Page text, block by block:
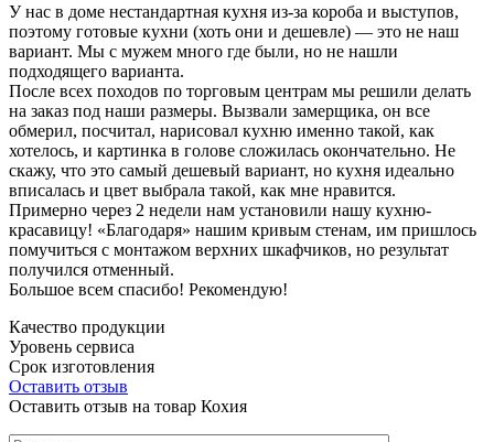
У нас в доме нестандартная кухня из-за короба и выступов,
поэтому готовые кухни (хоть они и дешевле) — это не наш
вариант. Мы с мужем много где были, но не нашли
подходящего варианта.
После всех походов по торговым центрам мы решили делать
на заказ под наши размеры. Вызвали замерщика, он все
обмерил, посчитал, нарисовал кухню именно такой, как
хотелось, и картинка в голове сложилась окончательно. Не
скажу, что это самый дешевый вариант, но кухня идеально
вписалась и цвет выбрала такой, как мне нравится.
Примерно через 2 недели нам установили нашу кухню-
красавицу! «Благодаря» нашим кривым стенам, им пришлось
помучиться с монтажом верхних шкафчиков, но результат
получился отменный.
Большое всем спасибо! Рекомендую!
Качество продукции
Уровень сервиса
Срок изготовления
Оставить отзыв
Оставить отзыв на товар Кохия